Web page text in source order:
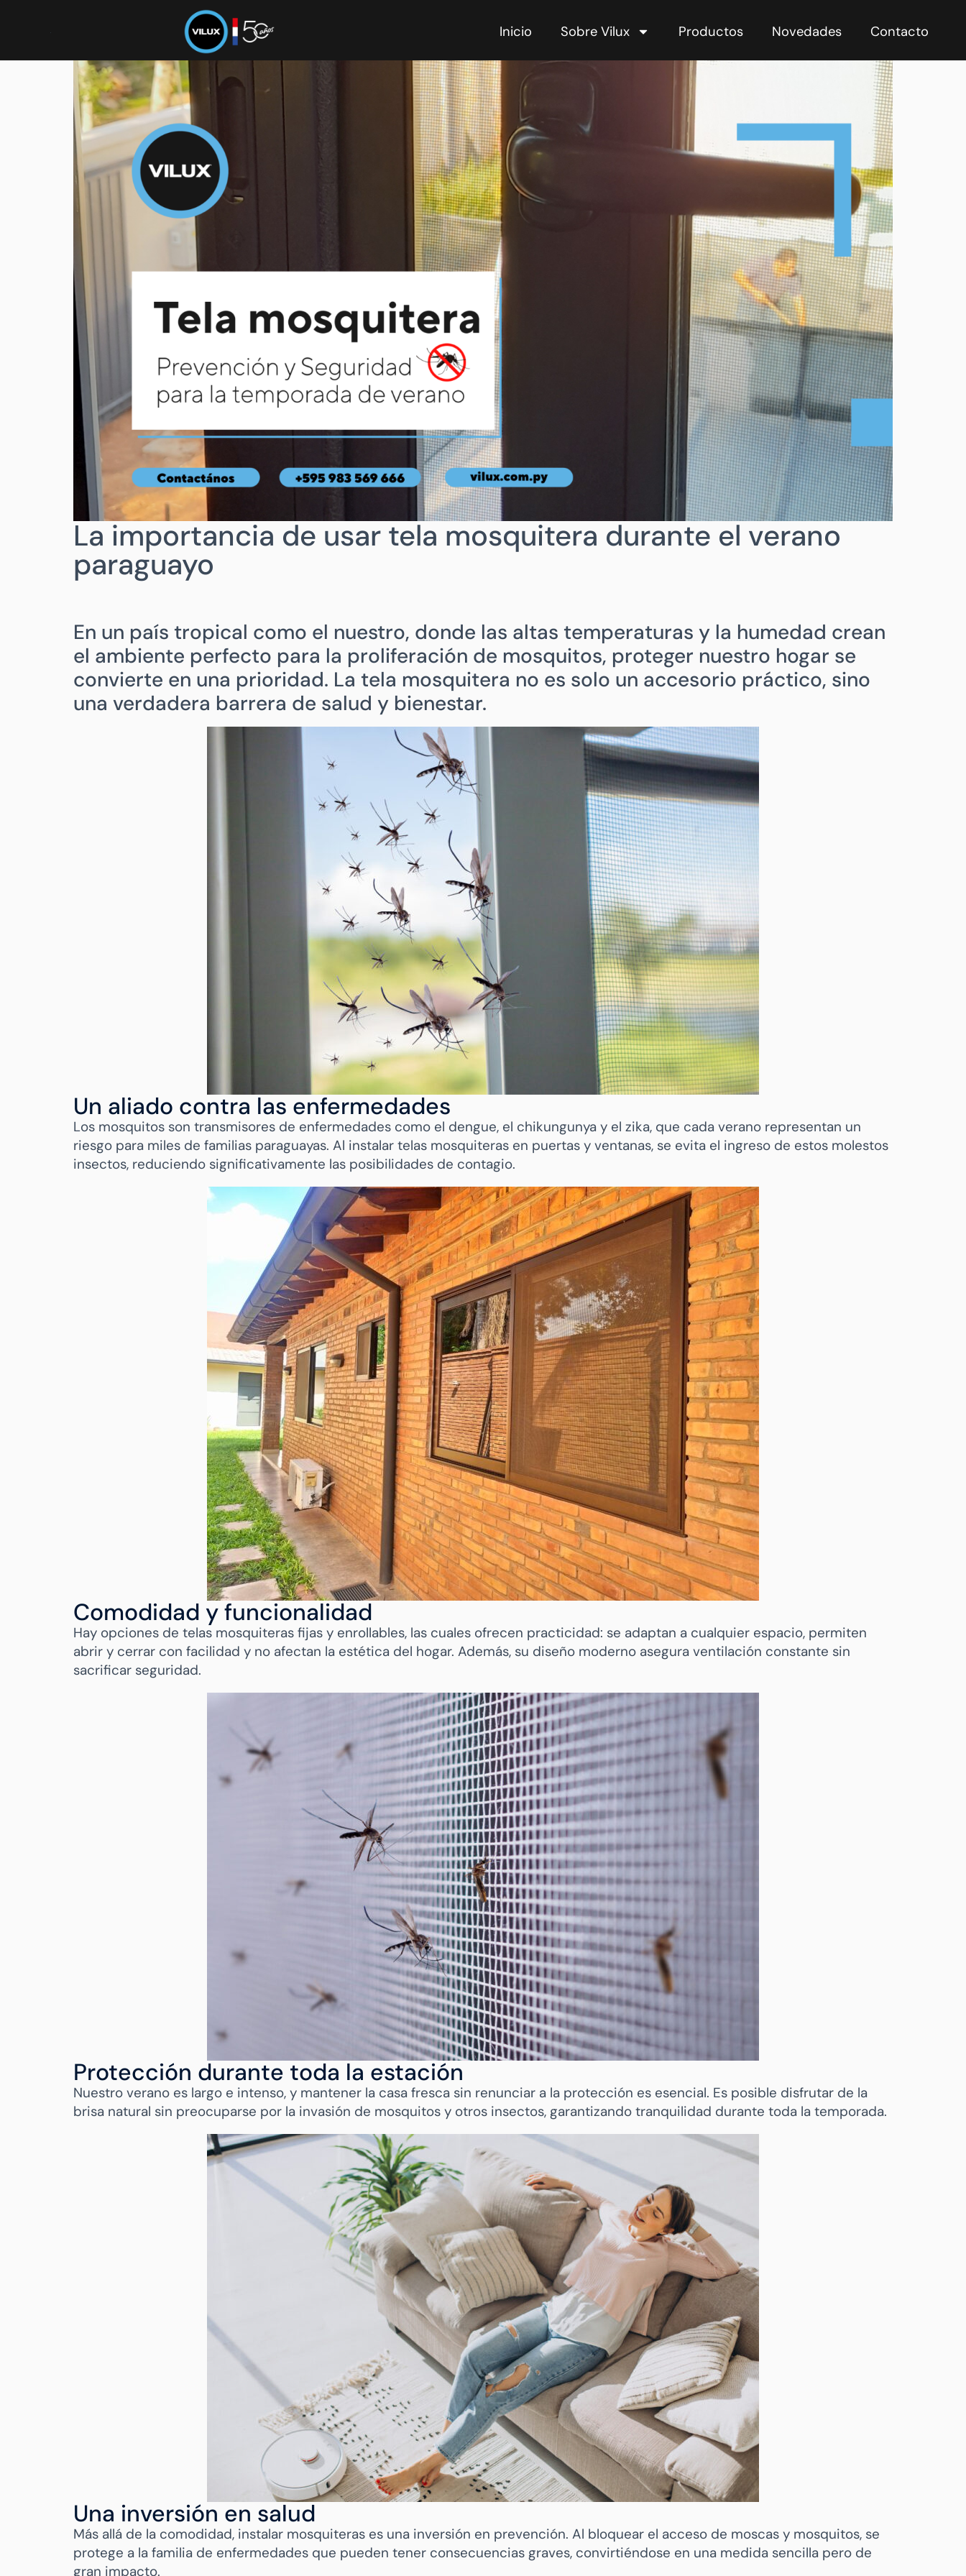
Inicio Sobre Vilux Productos Novedades Contacto
La importancia de usar tela mosquitera durante el verano
paraguayo
En un país tropical como el nuestro, donde las altas temperaturas y la humedad crean
el ambiente perfecto para la proliferación de mosquitos, proteger nuestro hogar se
convierte en una prioridad. La tela mosquitera no es solo un accesorio práctico, sino
una verdadera barrera de salud y bienestar.
Un aliado contra las enfermedades
Los mosquitos son transmisores de enfermedades como el dengue, el chikungunya y el zika, que cada verano representan un
riesgo para miles de familias paraguayas. Al instalar telas mosquiteras en puertas y ventanas, se evita el ingreso de estos molestos
insectos, reduciendo significativamente las posibilidades de contagio.
Comodidad y funcionalidad
Hay opciones de telas mosquiteras fijas y enrollables, las cuales ofrecen practicidad: se adaptan a cualquier espacio, permiten
abrir y cerrar con facilidad y no afectan la estética del hogar. Además, su diseño moderno asegura ventilación constante sin
sacrificar seguridad.
Protección durante toda la estación
Nuestro verano es largo e intenso, y mantener la casa fresca sin renunciar a la protección es esencial. Es posible disfrutar de la
brisa natural sin preocuparse por la invasión de mosquitos y otros insectos, garantizando tranquilidad durante toda la temporada.
Una inversión en salud
Más allá de la comodidad, instalar mosquiteras es una inversión en prevención. Al bloquear el acceso de moscas y mosquitos, se
protege a la familia de enfermedades que pueden tener consecuencias graves, convirtiéndose en una medida sencilla pero de
gran impacto.